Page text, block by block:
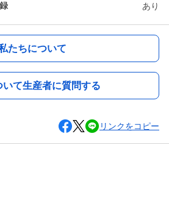
あり
たちについて
いて生産者に質問する
リンクをコピー